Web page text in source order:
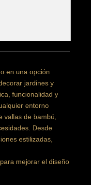
en una opción
jardines y
funcionalidad y
entorno
vallas de bambú,
Desde
estilizadas,
mejorar el diseño